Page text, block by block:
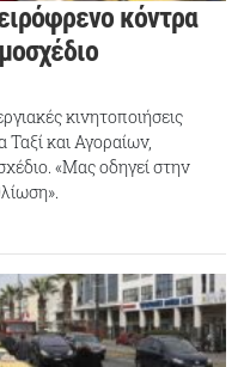
κόντρα
κινητοποιήσεις
και Αγοραίων,
«Μας οδηγεί στην